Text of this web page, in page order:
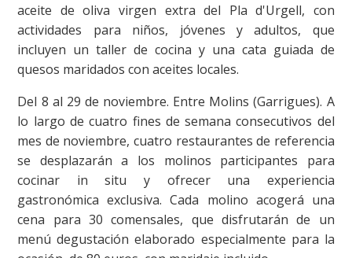
aceite de oliva virgen extra del Pla d'Urgell, con
actividades para niños, jóvenes y adultos, que
incluyen un taller de cocina y una cata guiada de
quesos maridados con aceites locales.
Del 8 al 29 de noviembre. Entre Molins (Garrigues). A
lo largo de cuatro fines de semana consecutivos del
mes de noviembre, cuatro restaurantes de referencia
se desplazarán a los molinos participantes para
cocinar in situ y ofrecer una experiencia
gastronómica exclusiva. Cada molino acogerá una
cena para 30 comensales, que disfrutarán de un
menú degustación elaborado especialmente para la